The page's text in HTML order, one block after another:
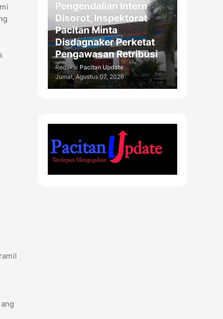
Pengendalian Intern
Disorot, Inspektorat
Pacitan Minta
Disdagnaker Perketat
Pengawasan Retribusi
Redaksi Pacitan Update
Jumat, Agustus 07, 2026